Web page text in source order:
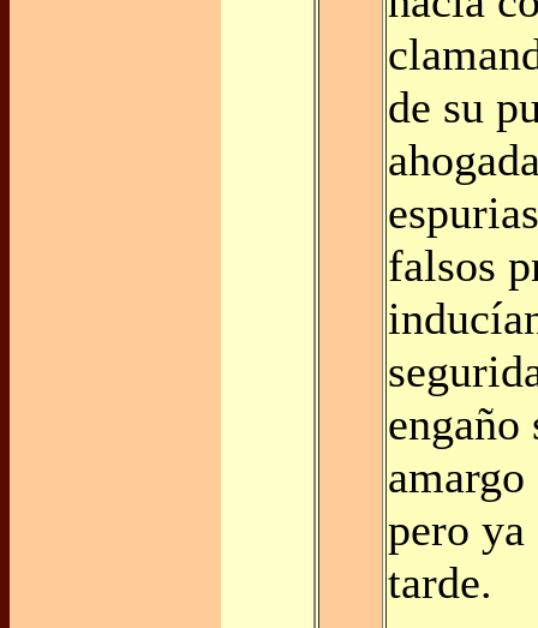
de su
falsos
amargo
pero ya
tarde.